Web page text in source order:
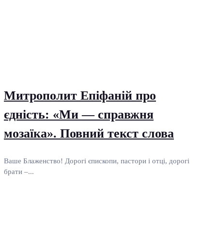
Митрополит Епіфаній про
єдність: «Ми — справжня
мозаїка». Повний текст слова
Ваше Блаженство! Дорогі єпископи, пастори і отці, дорогі
брати –...